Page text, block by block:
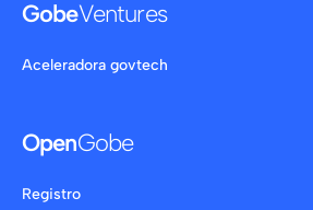
GobeVentures
Aceleradora govtech
OpenGobe
Registro